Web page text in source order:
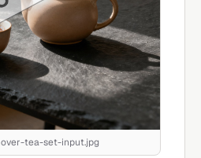
tea-set-input.jpg